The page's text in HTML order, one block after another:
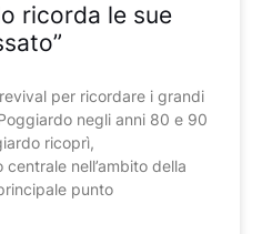
ricorda le sue
per ricordare i grandi
negli anni 80 e 90
ricoprì,
nell’ambito della
punto